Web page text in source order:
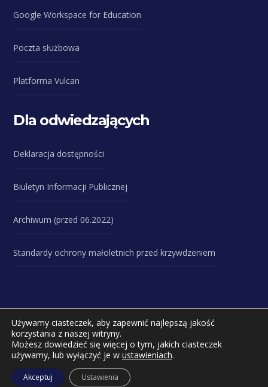
Google Workspace for Education
Poczta służbowa
Platforma Vulcan
Dla odwiedzających
Deklaracja dostępności
Biuletyn Informacji Publicznej
Archiwum (przed 06.2022)
Standardy ochrony małoletnich przed krzywdzeniem
Copyright © 2023 Zespół Szkół Specjalnych przy
Uniwersyteckim Szpitalu Dziecięcym w Lublinie ul. Prof.
Antoniego Gębali 6 20-093 Lublin
Używamy ciasteczek, aby zapewnić najlepszą jakość
korzystania z naszej witryny.
Możesz dowiedzieć się więcej o tym, jakich ciasteczek
używamy, lub wyłączyć je w ustawieniach.
Akceptuj Ustawienia